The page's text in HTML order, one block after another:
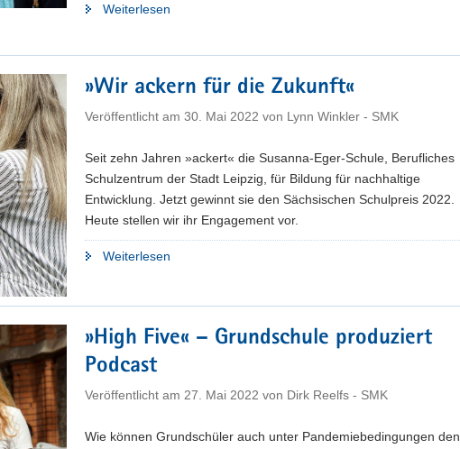
Weiterlesen
»Wir ackern für die Zukunft«
Veröffentlicht am 30. Mai 2022 von Lynn Winkler - SMK
Seit zehn Jahren »ackert« die Susanna-Eger-Schule, Berufliches
Schulzentrum der Stadt Leipzig, für Bildung für nachhaltige
Entwicklung. Jetzt gewinnt sie den Sächsischen Schulpreis 2022.
Heute stellen wir ihr Engagement vor.
Weiterlesen
Zukunft«"
»High Five« – Grundschule produziert
Podcast
Veröffentlicht am 27. Mai 2022 von Dirk Reelfs - SMK
Wie können Grundschüler auch unter Pandemiebedingungen den